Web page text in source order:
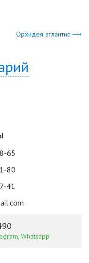
Орхидея атлантис ⟶
65
80
41
Whatsapp